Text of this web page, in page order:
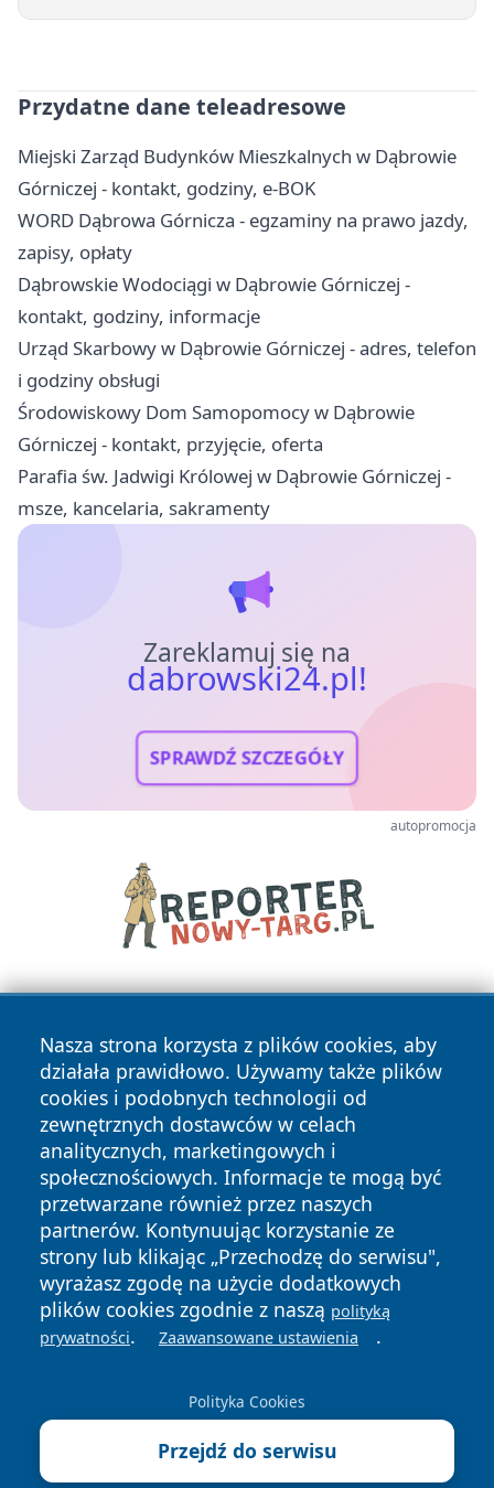
Przydatne dane teleadresowe
Miejski Zarząd Budynków Mieszkalnych w Dąbrowie
Górniczej - kontakt, godziny, e-BOK
WORD Dąbrowa Górnicza - egzaminy na prawo jazdy,
zapisy, opłaty
Dąbrowskie Wodociągi w Dąbrowie Górniczej -
kontakt, godziny, informacje
Urząd Skarbowy w Dąbrowie Górniczej - adres, telefon
i godziny obsługi
Środowiskowy Dom Samopomocy w Dąbrowie
Górniczej - kontakt, przyjęcie, oferta
Parafia św. Jadwigi Królowej w Dąbrowie Górniczej -
msze, kancelaria, sakramenty
Zareklamuj się na
dabrowski24.pl!
SPRAWDŹ SZCZEGÓŁY
autopromocja
Nasza strona korzysta z plików cookies, aby
działała prawidłowo. Używamy także plików
cookies i podobnych technologii od
zewnętrznych dostawców w celach
analitycznych, marketingowych i
społecznościowych. Informacje te mogą być
przetwarzane również przez naszych
partnerów. Kontynuując korzystanie ze
strony lub klikając „Przechodzę do serwisu",
wyrażasz zgodę na użycie dodatkowych
plików cookies zgodnie z naszą polityką
prywatności. Zaawansowane ustawienia .
Polityka Cookies
Przejdź do serwisu
Copyright © 2026 dabrowski24.pl Wszystkie prawa
zastrzeżone.
News Autorzy
Polityka
Prywatności
Polityka
Cookies